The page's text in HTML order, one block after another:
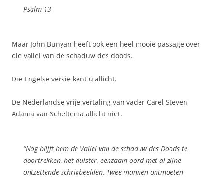
Psalm 13
Maar John Bunyan heeft ook een heel mooie passage over
die vallei van de schaduw des doods.
Die Engelse versie kent u allicht.
De Nederlandse vrije vertaling van vader Carel Steven
Adama van Scheltema allicht niet.
“Nog blijft hem de Vallei van de schaduw des Doods te
doortrekken, het duister, eenzaam oord met al zijne
ontzettende schrikbeelden. Twee mannen ontmoeten